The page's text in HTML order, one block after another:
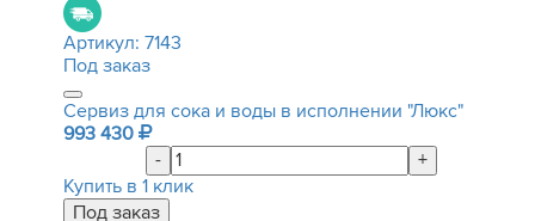
Артикул: 7143
Под заказ
Сервиз для сока и воды в исполнении "Люкс"
993 430
-
+
Купить в 1 клик